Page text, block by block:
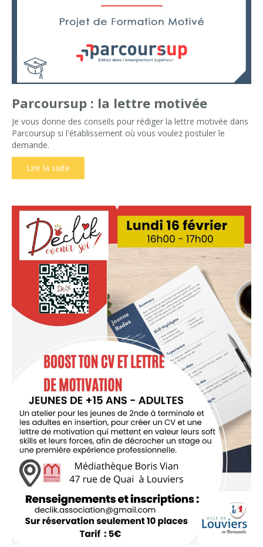
Parcoursup : la lettre motivée
Je vous donne des conseils pour rédiger la lettre motivée dans
Parcoursup si l'établissement où vous voulez postuler le
demande.
Lire la suite